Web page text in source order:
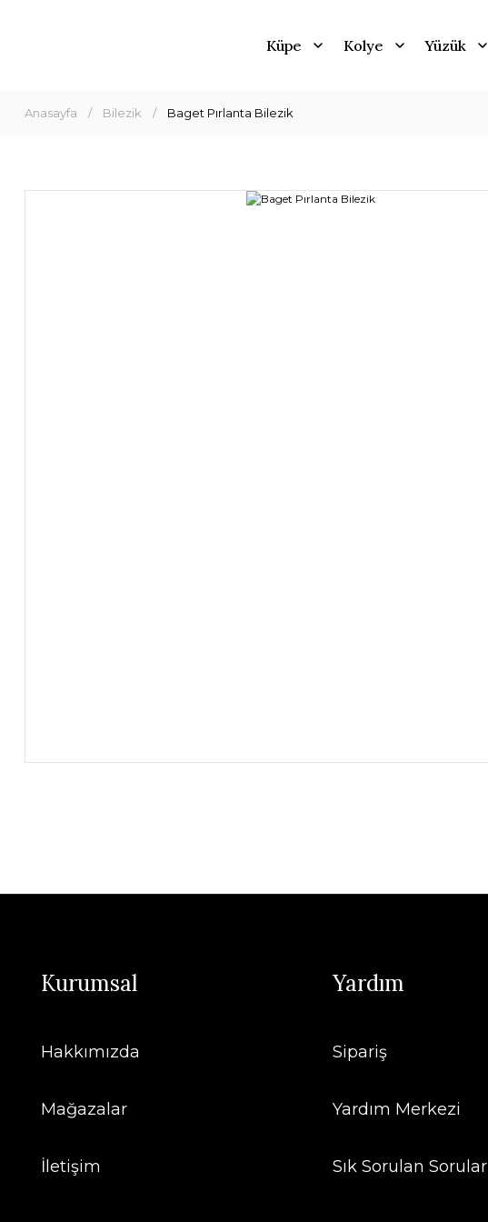
Küpe Kolye Yüzük
Anasayfa Bilezik Baget Pırlanta Bilezik
Kurumsal
Hakkımızda
Mağazalar
İletişim
Yardım
Sipariş
Yardım Merkezi
Sık Sorulan Sorular